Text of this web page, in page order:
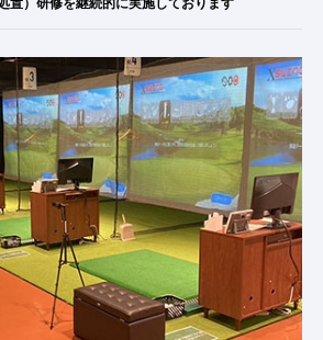
置）研修を継続的に実施しております